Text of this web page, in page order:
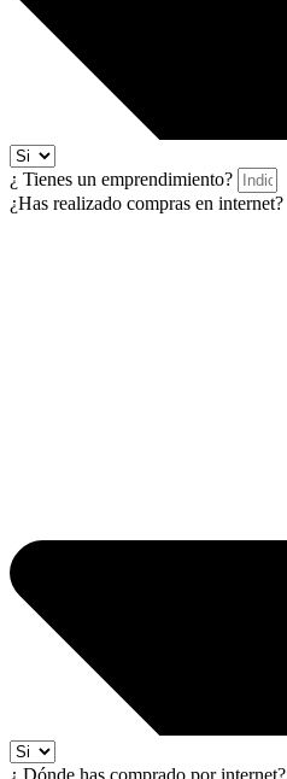
¿ Tienes un emprendimiento?
¿Has realizado compras en internet?
¿ Dónde has comprado por internet?